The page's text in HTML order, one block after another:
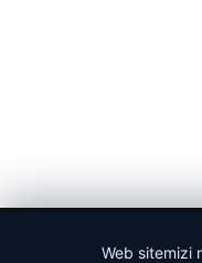
Web sitemizi